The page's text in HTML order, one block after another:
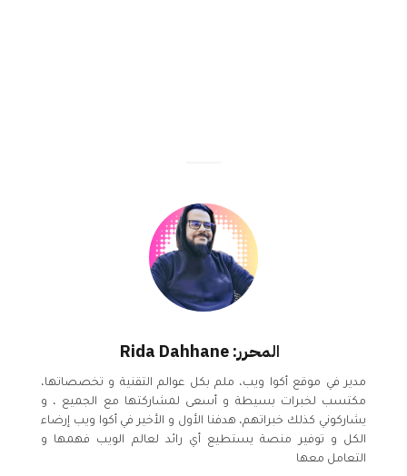
المحرر: Rida Dahhane
مدير في موقع أكوا ويب، ملم بكل عوالم التقنية و تخصصاتها،
مكتسب لخبرات بسيطة و أسعى لمشاركتها مع الجميع ، و
يشاركوني كذلك خبراتهم، هدفنا الأول و الأخير في أكوا ويب إرضاء
الكل و توفير منصة يستطيع أي رائد لعالم الويب فهمها و
التعامل معها